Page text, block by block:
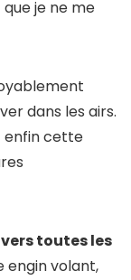
je ne me
dans les airs.
enfin cette
toutes les
volant,